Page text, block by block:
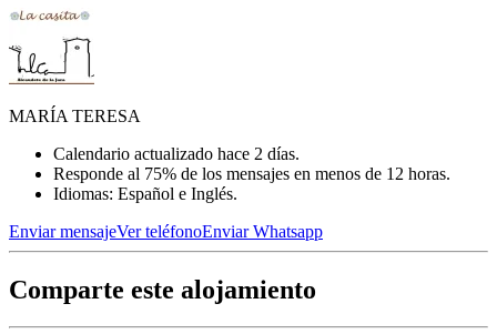
MARÍA TERESA
Calendario actualizado hace 2 días.
Responde al 75% de los mensajes en menos de 12 horas.
Idiomas: Español e Inglés.
Enviar mensajeVer teléfonoEnviar Whatsapp
Comparte este alojamiento